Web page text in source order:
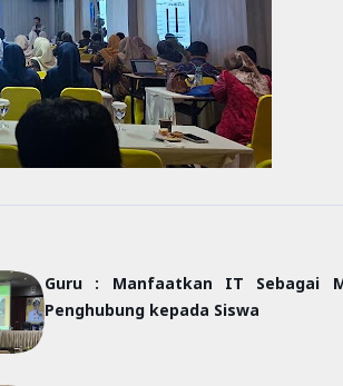
Guru : Manfaatkan IT Sebagai
Penghubung kepada Siswa